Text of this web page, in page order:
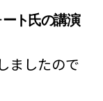
ト氏の講演
ましたので